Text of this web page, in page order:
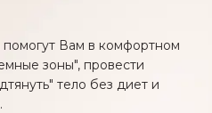
Вам в комфортном
зоны", провести
тело без диет и